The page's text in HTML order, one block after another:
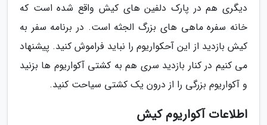
دیگری هم در پارک دلفین های کیش واقع شده است که
خانه سفره ماهی های بزرگ الجثه است. در برنامه سفر به
کیش بازدید از این آحکواریوم را نباید فراموش کنید. پیشنهاد
می کنیم در کنار بازدید سری هم به کشتی آکواریوم ها بزنید
و آکواریوم بزرگی را از درون یک کشتی سیاحت کنید.
اطلاعات آکواریوم کیش